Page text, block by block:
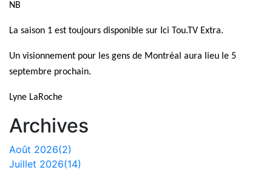
NB
La saison 1 est toujours disponible sur Ici Tou.TV Extra.
Un visionnement pour les gens de Montréal aura lieu le 5
septembre prochain.
Lyne LaRoche
Archives
Août 2026(2)
Juillet 2026(14)